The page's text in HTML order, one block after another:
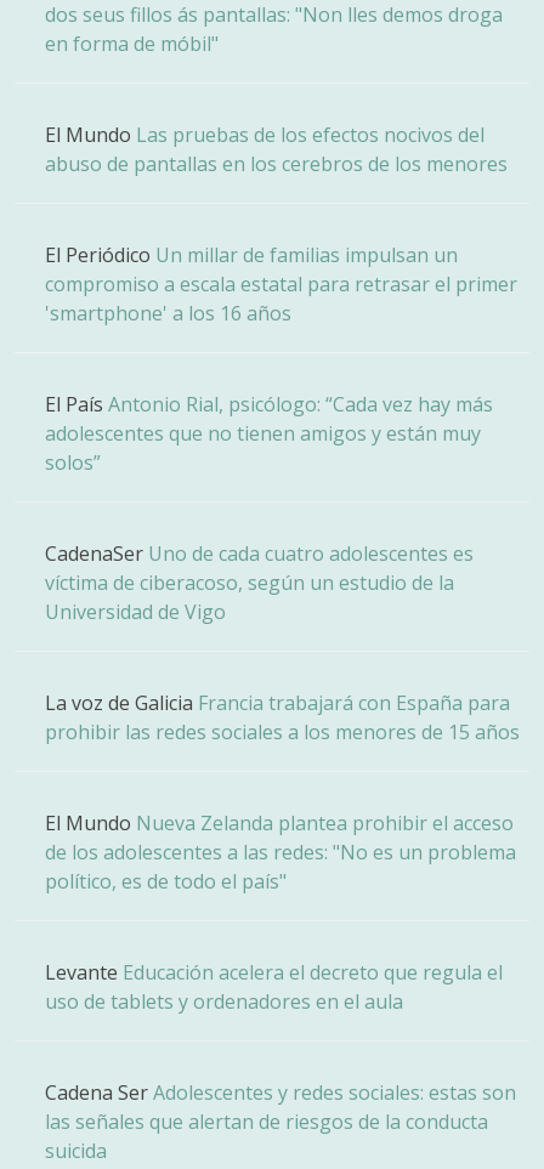
dos seus fillos ás pantallas: "Non lles demos droga
en forma de móbil"
El Mundo Las pruebas de los efectos nocivos del
abuso de pantallas en los cerebros de los menores
El Periódico Un millar de familias impulsan un
compromiso a escala estatal para retrasar el primer
'smartphone' a los 16 años
El País Antonio Rial, psicólogo: “Cada vez hay más
adolescentes que no tienen amigos y están muy
solos”
CadenaSer Uno de cada cuatro adolescentes es
víctima de ciberacoso, según un estudio de la
Universidad de Vigo
La voz de Galicia Francia trabajará con España para
prohibir las redes sociales a los menores de 15 años
El Mundo Nueva Zelanda plantea prohibir el acceso
de los adolescentes a las redes: "No es un problema
político, es de todo el país"
Levante Educación acelera el decreto que regula el
uso de tablets y ordenadores en el aula
Cadena SerAdolescentes y redes sociales: estas son
las señales que alertan de riesgos de la conducta
suicida